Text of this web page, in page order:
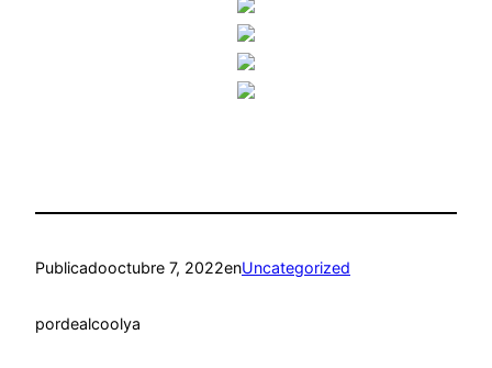
Publicadooctubre 7, 2022enUncategorized
pordealcoolya